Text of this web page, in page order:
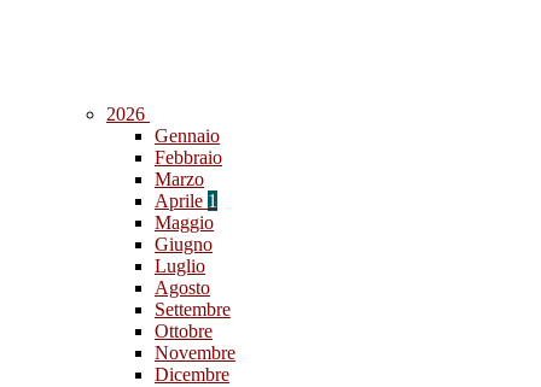
2026
Gennaio
Febbraio
Marzo
Aprile 1
Maggio
Giugno
Luglio
Agosto
Settembre
Ottobre
Novembre
Dicembre